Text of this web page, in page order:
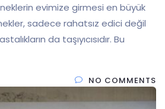
evimize girmesi en büyük
sadece rahatsız edici değil
da taşıyıcısıdır. Bu
NO COMMENTS